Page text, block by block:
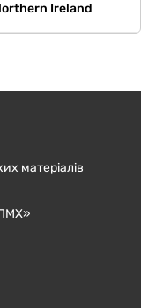
Ireland
матеріалів